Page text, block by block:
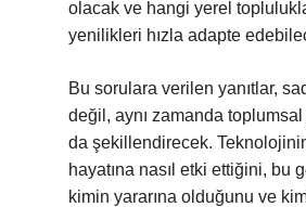
olacak ve hangi yerel
yenilikleri hızla adapte
Bu sorulara verilen yanıtlar,
değil, aynı zamanda toplumsal
da şekillendirecek.
hayatına nasıl etki ettiğini, bu
kimin yararına olduğunu ve